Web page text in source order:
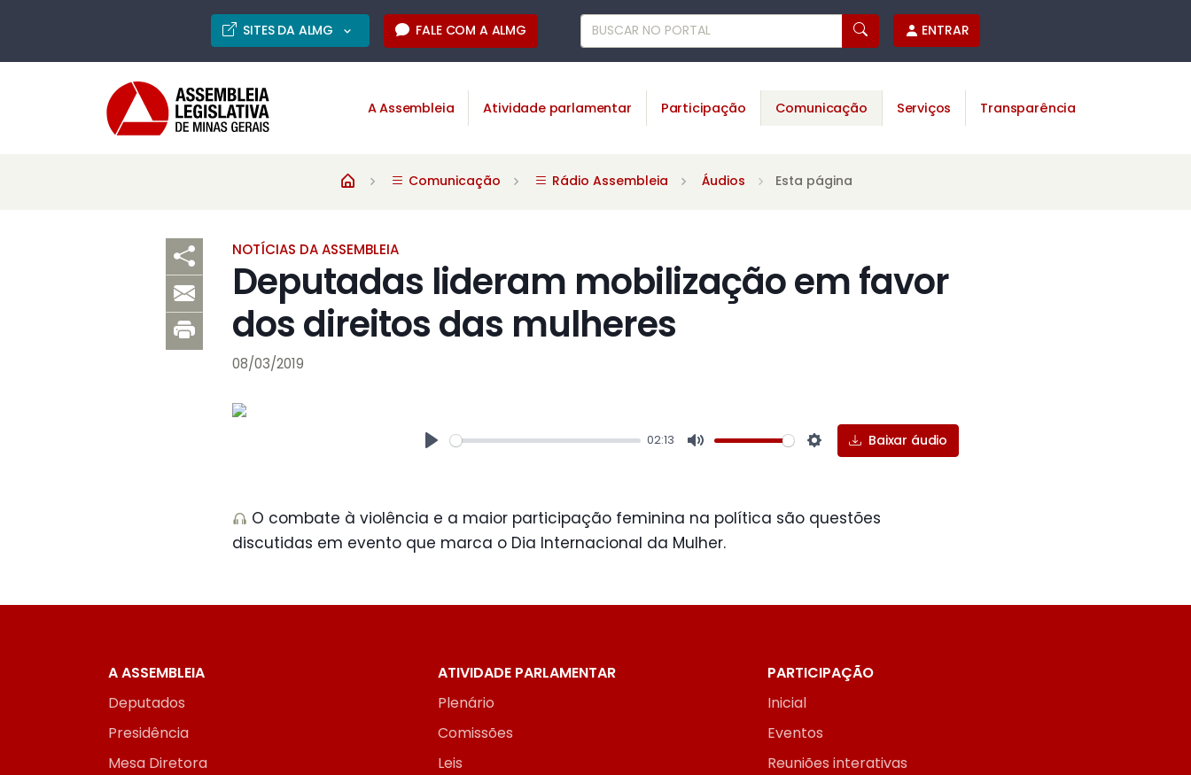
SITES DA ALMG FALE COM A ALMG ENTRAR
A Assembleia Atividade parlamentar Participação Comunicação Serviços Transparência
Comunicação Rádio Assembleia Áudios Esta página
NOTÍCIAS DA ASSEMBLEIA
Deputadas lideram mobilização em favor
dos direitos das mulheres
08/03/2019
02:13
Settings
Baixar áudio
O combate à violência e a maior participação feminina na política são questões
discutidas em evento que marca o Dia Internacional da Mulher.
A ASSEMBLEIA
Deputados
Presidência
Mesa Diretora
ATIVIDADE PARLAMENTAR
Plenário
Comissões
Leis
PARTICIPAÇÃO
Inicial
Eventos
Reuniões interativas